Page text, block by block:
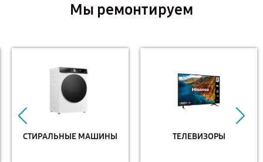
Мы ремонтируем
СТИРАЛЬНЫЕ МАШИНЫ ТЕЛЕВИЗОРЫ